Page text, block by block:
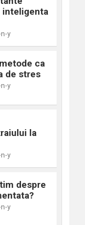
inteligenta
y
ca
de stres
y
la
y
despre
y